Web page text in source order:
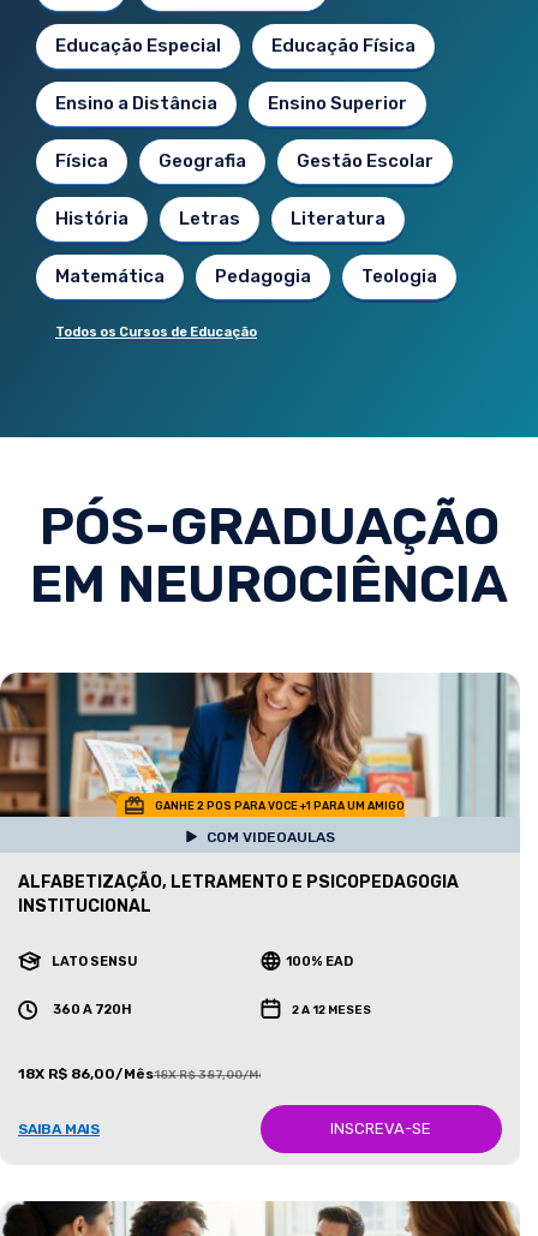
Educação Especial Educação Física
Ensino a Distância Ensino Superior
Física Geografia Gestão Escolar
História Letras Literatura
Matemática Pedagogia Teologia
Todos os Cursos de Educação
PÓS-GRADUAÇÃO
EM NEUROCIÊNCIA
GANHE 2 POS PARA VOCE +1 PARA UM AMIGO
COM VIDEOAULAS
ALFABETIZAÇÃO, LETRAMENTO E PSICOPEDAGOGIA
INSTITUCIONAL
LATO SENSU 100% EAD
360 A 720H 2 A 12 MESES
18X R$ 86,00/Mês18X R$ 387,00/Mês
SAIBA MAIS INSCREVA-SE